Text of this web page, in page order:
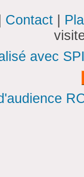
Contact
avec